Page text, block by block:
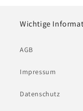
Wichtige
AGB
Impressum
Datenschutz